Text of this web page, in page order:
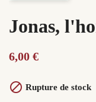
Jonas,
6,00 €
 Rupture de stock